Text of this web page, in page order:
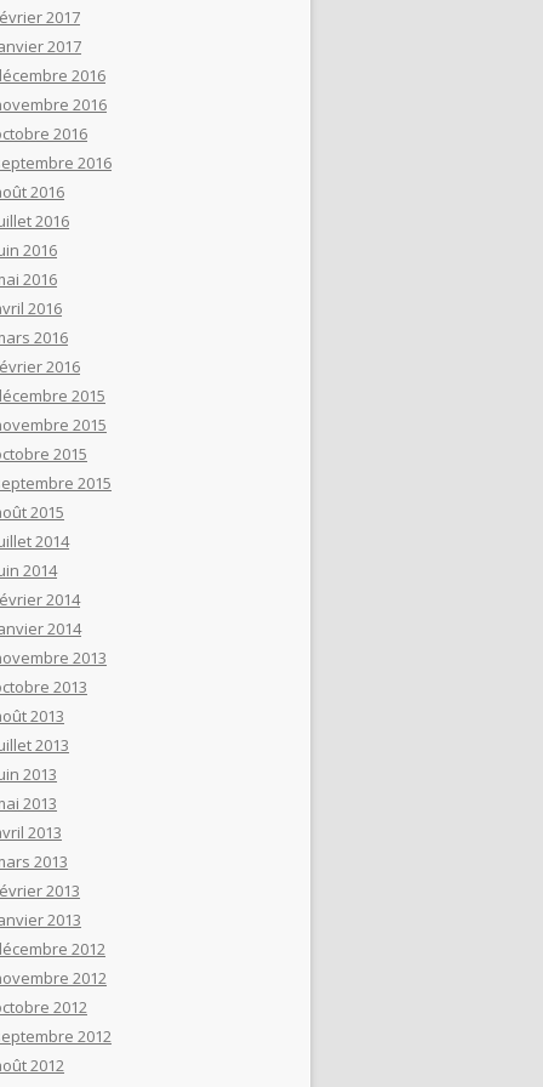
2017
2017
2016
2016
2016
2016
2016
2016
2016
2016
2016
2016
2016
2015
2015
2015
2015
2015
2014
2014
2014
2014
2013
2013
2013
2013
2013
2013
2013
2013
2013
2013
2012
2012
2012
2012
2012